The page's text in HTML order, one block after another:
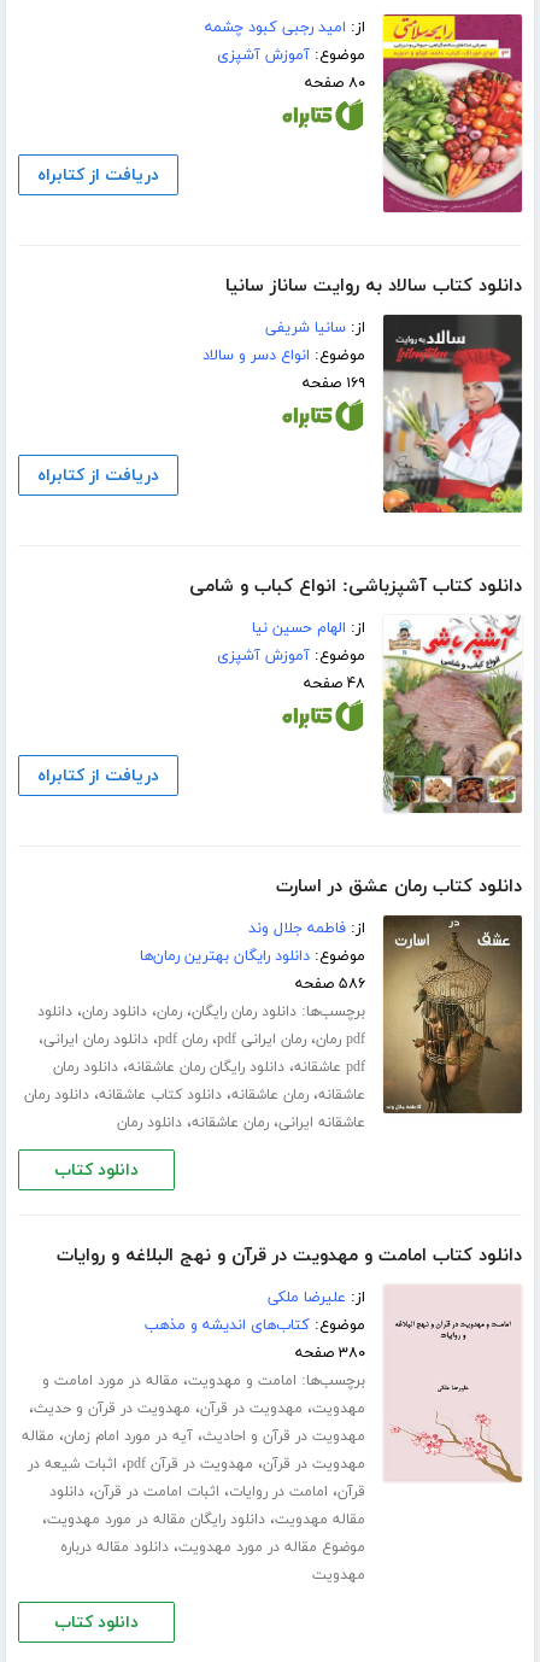
از: امید رجبی کبود چشمه
موضوع:آموزش آشپزی
۸۰ صفحه
دریافت از کتابراه
دانلود کتاب سالاد به روایت ساناز سانیا
از:سانیا شریفی
موضوع: انواع دسر و سالاد
۱۶۹ صفحه
دریافت از کتابراه
دانلود کتاب آشپزباشی: انواع کباب و شامى
از: الهام حسین نیا
موضوع:آموزش آشپزی
۴۸ صفحه
دریافت از کتابراه
دانلود کتاب رمان عشق در اسارت
از:فاطمه جلال‌ وند
موضوع:دانلود رایگان بهترین رمان‌ها
۵۸۶ صفحه
برچسب‌ها:دانلود رمان رایگان،رمان،دانلود رمان،دانلود
pdf رمان
،رمان ایرانی pdf ،رمان pdf ،دانلود رمان ایرانی،
pdf عاشقانه ،دانلود رایگان رمان عاشقانه،دانلود رمان
عاشقانه،رمان عاشقانه،دانلود کتاب عاشقانه،دانلود رمان
عاشقانه ایرانی،رمان عاشقانه،دانلود رمان
دانلود کتاب
دانلود کتاب امامت و مهدویت در قرآن و نهج البلاغه و روایات
از: علیرضا ملکی
موضوع:کتاب‌های اندیشه و مذهب
۳۸۰ صفحه
برچسب‌ها: امامت و مهدویت، مقاله در مورد امامت و
مهدویت، مهدویت در قرآن، مهدویت در قرآن و حدیث،
مهدویت در قرآن و احادیث،آیه در مورد امام زمان، مقاله
مهدویت در قرآن، مهدویت در قرآن pdf ، اثبات شیعه در
قرآن، امامت در روایات، اثبات امامت در قرآن،دانلود
مقاله مهدویت،دانلود رایگان مقاله در مورد مهدویت،
موضوع مقاله در مورد مهدویت،دانلود مقاله درباره
مهدویت
دانلود کتاب